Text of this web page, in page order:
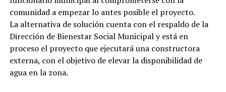
comunidad a empezar lo antes posible el proyecto.
La alternativa de solución cuenta con el respaldo de la
Dirección de Bienestar Social Municipal y está en
proceso el proyecto que ejecutará una constructora
externa, con el objetivo de elevar la disponibilidad de
agua en la zona.